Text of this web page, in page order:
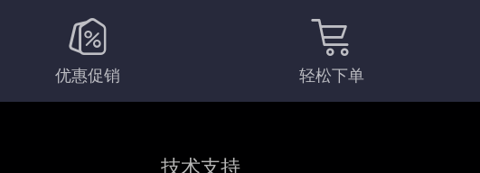
优惠促销 轻松下单
技术支持